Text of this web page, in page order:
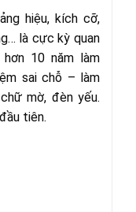
hiệu, kích cỡ,
là cực kỳ quan
10 năm làm
sai chỗ – làm
mờ, đèn yếu.
tiên.